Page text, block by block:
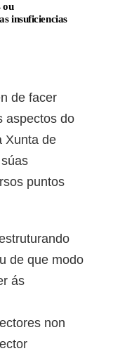
ou
insuficiencias
de facer
aspectos do
Xunta de
puntos
de que modo
ás
non